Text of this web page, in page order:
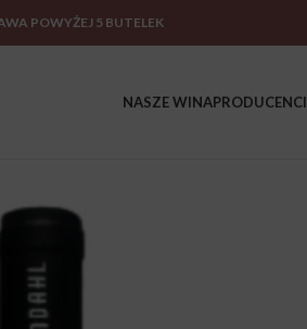
POWYŻEJ 5 BUTELEK
NASZE WINAPRODUCENCI